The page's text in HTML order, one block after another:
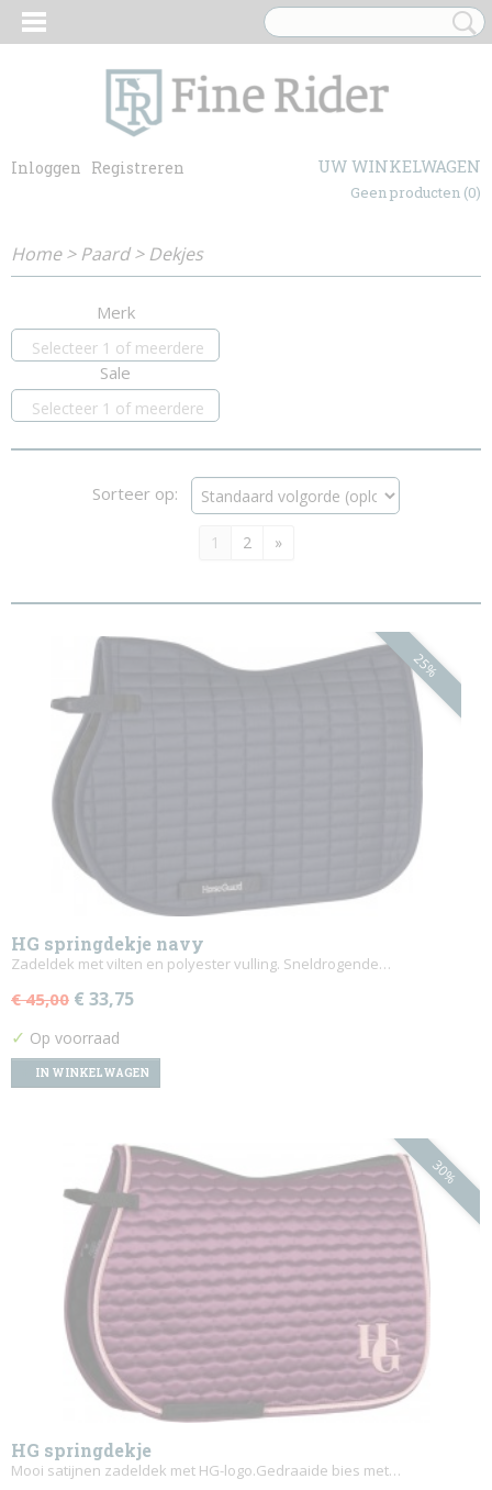
Inloggen Registreren UW WINKELWAGEN
Geen producten (0)
Home>Paard>Dekjes
Merk
Selecteer 1 of meerdere
opties
Sale
Selecteer 1 of meerdere
Sorteer op:
1 2 »
25%
HG springdekje navy
Zadeldek met vilten en polyester vulling. Sneldrogende…
€ 45,00 € 33,75
✓ Op voorraad
IN WINKELWAGEN
30%
HG springdekje
Mooi satijnen zadeldek met HG-logo.Gedraaide bies met…